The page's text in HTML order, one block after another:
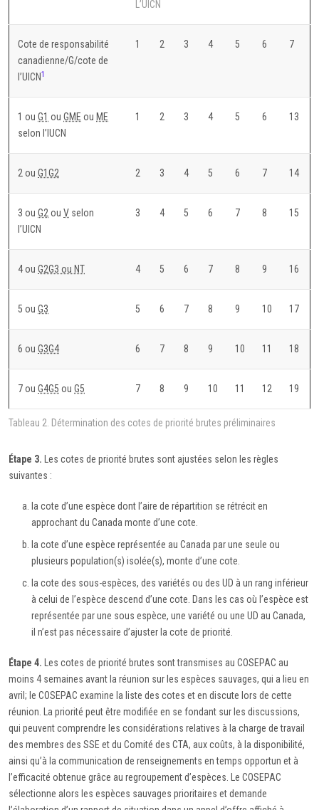
Tableau 2. Détermination des cotes de priorité brutes préliminaires
L’UICN
Cote de responsabilité
canadienne/G/cote de
l’UICN1
1 2 3 4 5 6 7
1 ou G1 ou GME ou ME
selon l’IUCN
1 2 3 4 5 6 13
2 ou G1G2 2 3 4 5 6 7 14
3 ou G2ou V selon
l’UICN
3 4 5 6 7 8 15
4 ou G2G3 ou NT 4 5 6 7 8 9 16
5 ou G3 5 6 7 8 9 10 17
6 ou G3G4 6 7 8 9 10 11 18
7 ou G4G5 ou G5 7 8 9 10 11 12 19
Étape 3. Les cotes de priorité brutes sont ajustées selon les règles
suivantes :
la cote d’une espèce dont l’aire de répartition se rétrécit en
approchant du Canada monte d’une cote.
la cote d’une espèce représentée au Canada par une seule ou
plusieurs population(s) isolée(s), monte d’une cote.
la cote des sous-espèces, des variétés ou des UD à un rang inférieur
à celui de l’espèce descend d’une cote. Dans les cas où l’espèce est
représentée par une sous espèce, une variété ou une UD au Canada,
il n’est pas nécessaire d’ajuster la cote de priorité.
Étape 4. Les cotes de priorité brutes sont transmises au COSEPAC au
moins 4 semaines avant la réunion sur les espèces sauvages, qui a lieu en
avril; le COSEPAC examine la liste des cotes et en discute lors de cette
réunion. La priorité peut être modifiée en se fondant sur les discussions,
qui peuvent comprendre les considérations relatives à la charge de travail
des membres des SSE et du Comité des CTA, aux coûts, à la disponibilité,
ainsi qu’à la communication de renseignements en temps opportun et à
l’efficacité obtenue grâce au regroupement d’espèces. Le COSEPAC
sélectionne alors les espèces sauvages prioritaires et demande